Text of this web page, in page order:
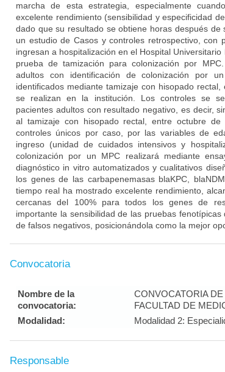
marcha de esta estrategia, especialmente
excelente rendimiento (sensibilidad y especificidad
dado que su resultado se obtiene horas después de
un estudio de Casos y controles retrospectivo, con
ingresan a hospitalización en el Hospital
prueba de tamización para colonización por
adultos con identificación de colonización por
identificados mediante tamizaje con hisopado
se realizan en la institución. Los controles se
pacientes adultos con resultado negativo, es decir,
al tamizaje con hisopado rectal, entre octubre
controles únicos por caso, por las variables de
ingreso (unidad de cuidados intensivos y
colonización por un MPC realizará mediante
diagnóstico in vitro automatizados y cualitativos
los genes de las carbapenemasas blaKPC,
tiempo real ha mostrado excelente rendimiento,
cercanas del 100% para todos los genes de
importante la sensibilidad de las pruebas
de falsos negativos, posicionándola como la mejor
Convocatoria
Nombre de la
convocatoria:
CONVOCATORIA
FACULTAD DE
Modalidad:
Modalidad 2:
Responsable